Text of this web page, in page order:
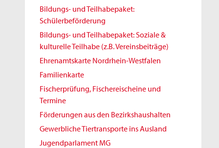
Bildungs- und Teilhabepaket:
Schülerbeförderung
Bildungs- und Teilhabepaket: Soziale &
kulturelle Teilhabe (z.B. Vereinsbeiträge)
Ehrenamtskarte Nordrhein-Westfalen
Familienkarte
Fischerprüfung, Fischereischeine und
Termine
Förderungen aus den Bezirkshaushalten
Gewerbliche Tiertransporte ins Ausland
Jugendparlament MG